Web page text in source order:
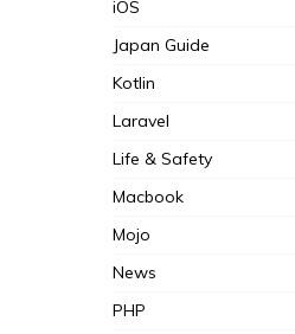
iOS
Japan Guide
Kotlin
Laravel
Life & Safety
Macbook
Mojo
News
PHP